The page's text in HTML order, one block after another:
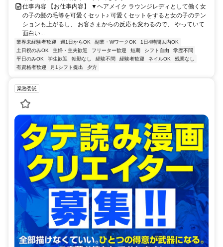
仕事内容 【お仕事内容】 ▼ヘアメイク ラウンジレディとして働く女
の子の髪の毛等を可愛くセット♪ 可愛くセットをすると女の子のテン
ションも上がるし、 お客さまからの反応も変わるので、 やっていて
面白い...
業界未経験者歓迎 週1日からOK 副業・WワークOK
1日4時間以内OK
土日祝のみOK
主婦・主夫歓迎 フリーター歓迎 短期 シフト自由
学歴不問
平日のみOK
学生歓迎 転勤なし 経験不問 経験者歓迎 ネイルOK
残業なし
有資格者歓迎
月1シフト提出 夕方
業務委託